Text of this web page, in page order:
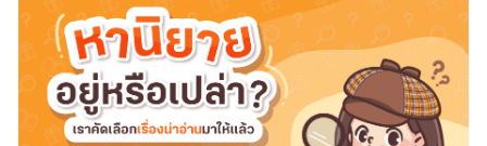
หลัง
จาก
เป็น
ของ